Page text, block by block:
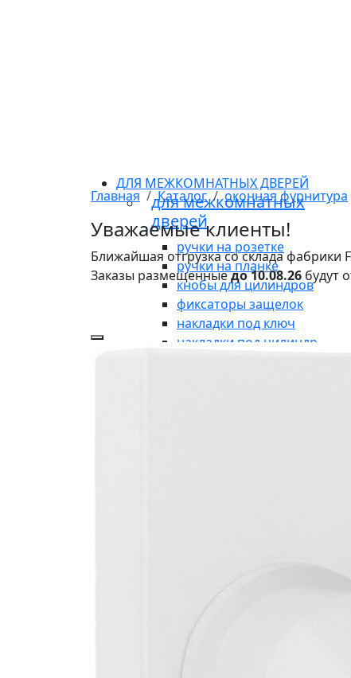
ДЛЯ МЕЖКОМНАТНЫХ ДВЕРЕЙ
для межкомнатных
дверей
ручки на розетке
ручки на планке
кнобы для цилиндров
фиксаторы защелок
накладки под ключ
накладки под цилиндр
указатели
оконная фурнитура
Главная Каталог оконная фурнитура
Уважаемые клиенты!
Ближайшая отгрузка со склада фабрики
Заказы размещенныедо 10.08.26 будут